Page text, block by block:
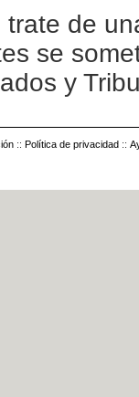
de
se
y
:: Política de privacidad ::